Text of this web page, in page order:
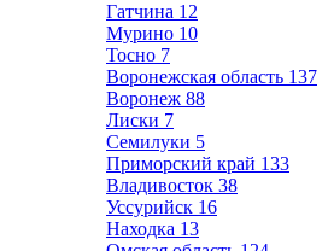
Гатчина 12
Мурино 10
Тосно 7
Воронежская область 137
Воронеж 88
Лиски 7
Семилуки 5
Приморский край 133
Владивосток 38
Уссурийск 16
Находка 13